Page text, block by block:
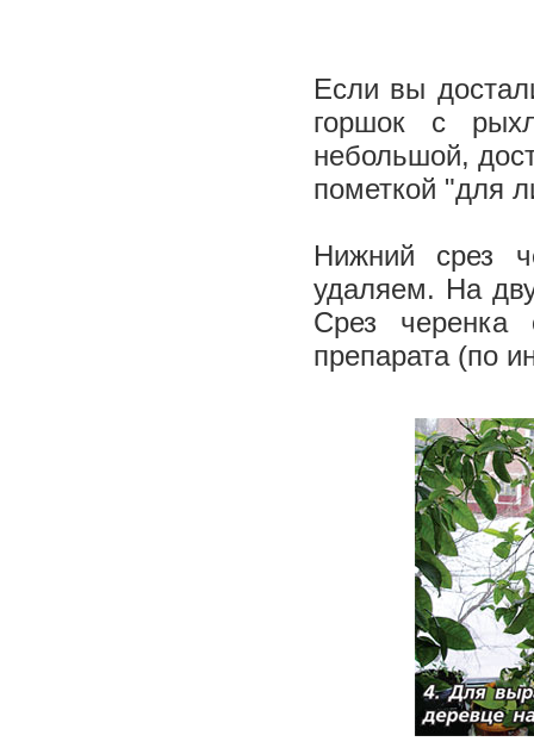
Если вы
горшок с
небольшой,
пометкой "для
Нижний срез
удаляем. На
Срез черенка
препарата (по